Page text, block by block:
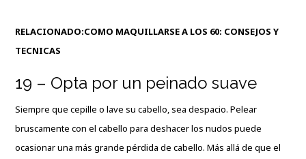
RELACIONADO:COMO MAQUILLARSE A LOS 60: CONSEJOS Y
TECNICAS
19 – Opta por un peinado suave
Siempre que cepille o lave su cabello, sea despacio. Pelear
bruscamente con el cabello para deshacer los nudos puede
ocasionar una más grande pérdida de cabello. Más allá de que el